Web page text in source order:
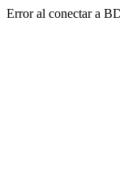
Error al conectar a